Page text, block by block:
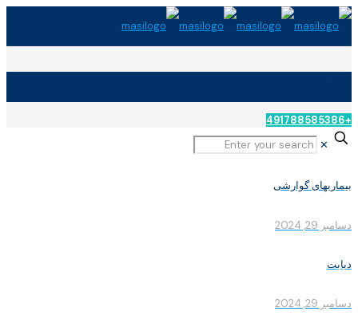
+491788585386
✕
بیماریهای گوارشی
دسامبر 29, 2024
دیابت
دسامبر 29, 2024